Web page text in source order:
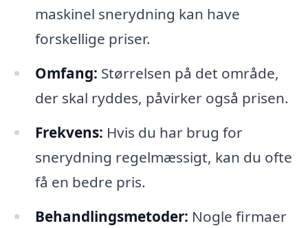
maskinel snerydning kan have
forskellige priser.
Omfang: Størrelsen på det område,
der skal ryddes, påvirker også prisen.
Frekvens: Hvis du har brug for
snerydning regelmæssigt, kan du ofte
få en bedre pris.
Behandlingsmetoder: Nogle firmaer